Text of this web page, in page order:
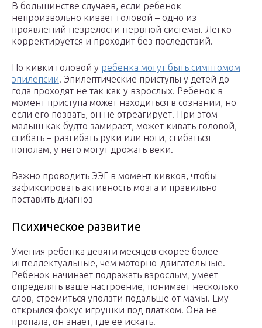
В большинстве случаев, если ребенок
непроизвольно кивает головой – одно из
проявлений незрелости нервной системы. Легко
корректируется и проходит без последствий.
Но кивки головой у ребенка могут быть симптомом
эпилепсии. Эпилептические приступы у детей до
года проходят не так как у взрослых. Ребенок в
момент приступа может находиться в сознании, но
если его позвать, он не отреагирует. При этом
малыш как будто замирает, может кивать головой,
сгибать – разгибать руки или ноги, сгибаться
пополам, у него могут дрожать веки.
Важно проводить ЭЭГ в момент кивков, чтобы
зафиксировать активность мозга и правильно
поставить диагноз
Психическое развитие
Умения ребенка девяти месяцев скорее более
интеллектуальные, чем моторно-двигательные.
Ребенок начинает подражать взрослым, умеет
определять ваше настроение, понимает несколько
слов, стремиться уползти подальше от мамы. Ему
открылся фокус игрушки под платком! Она не
пропала, он знает, где ее искать.